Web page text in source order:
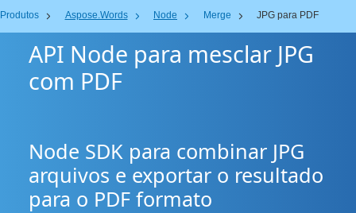
Produtos Aspose.Words Node Merge JPG para PDF
API Node para mesclar JPG
com PDF
Node SDK para combinar JPG
arquivos e exportar o resultado
para o PDF formato